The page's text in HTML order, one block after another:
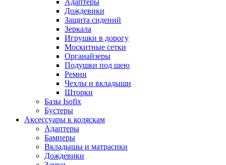
Адаптеры
Дождевики
Защита сидений
Зеркала
Игрушки в дорогу
Москитные сетки
Органайзеры
Подушки под шею
Ремни
Чехлы и вкладыши
Шторки
Базы Isofix
Бустеры
Аксессуары к коляскам
Адаптеры
Бамперы
Вкладышы и матрасики
Дождевики